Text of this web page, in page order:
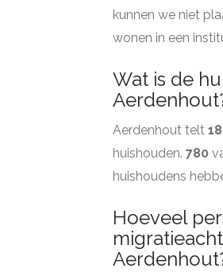
kunnen we niet
wonen in een
Wat is de
Aerdenhout telt
huishouden. 780
huishoudens
Hoeveel